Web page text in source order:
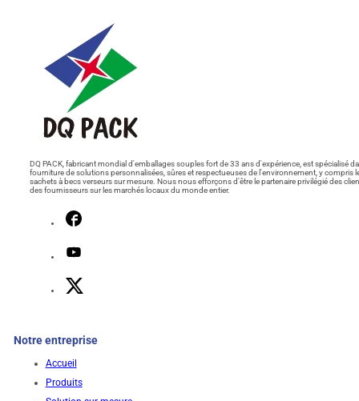
DQ PACK, fabricant mondial d'emballages souples fort de 33 ans d'expérience, est spécialisé
fourniture de solutions personnalisées, sûres et respectueuses de l'environnement, y compris
sachets à becs verseurs sur mesure. Nous nous efforçons d'être le partenaire privilégié des
des fournisseurs sur les marchés locaux du monde entier.
Notre entreprise
Accueil
Produits